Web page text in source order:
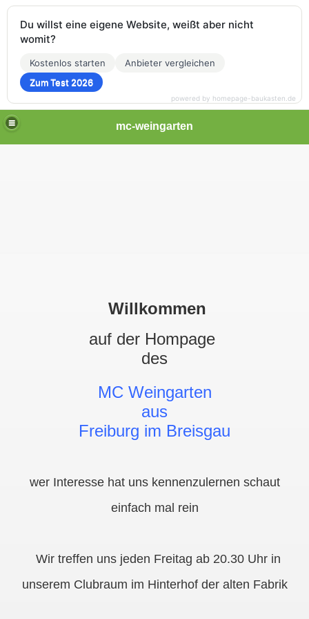
mc-weingarten
Willkommen
auf der Hompage
des
MC Weingarten
aus
Freiburg im Breisgau
wer Interesse hat uns kennenzulernen schaut
einfach mal rein
Wir treffen uns jeden Freitag ab 20.30 Uhr in
unserem Clubraum im Hinterhof der alten Fabrik
Du willst eine eigene Website, weißt aber nicht
womit?
Kostenlos starten
Anbieter vergleichen
Zum Test 2026
powered by homepage-baukasten.de